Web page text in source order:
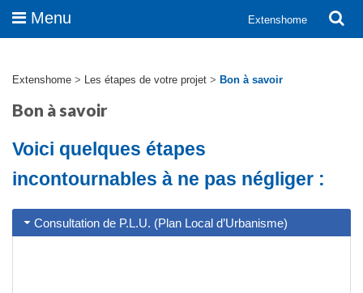
Menu Extenshome
Extenshome > Les étapes de votre projet > Bon à savoir
Bon à savoir
Voici quelques étapes
incontournables à ne pas négliger :
Consultation de P.L.U. (Plan Local d’Urbanisme)